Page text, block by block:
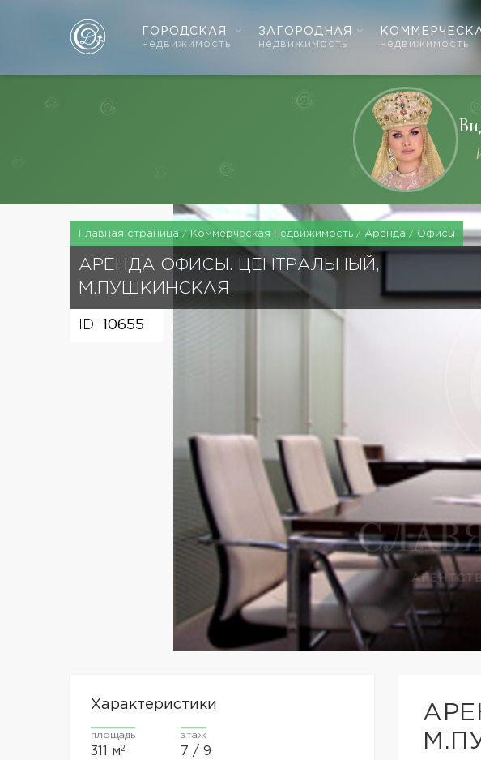
ГОРОДСКАЯ
недвижимость
ЗАГОРОДНАЯ
недвижимость недвижимость
Главная страница Коммерческая недвижимость Аренда Офисы
АРЕНДА ОФИСЫ. ЦЕНТРАЛЬНЫЙ,
М.ПУШКИНСКАЯ
ID: 10655
Характеристики
площадь
311 м2
этаж
7 / 9